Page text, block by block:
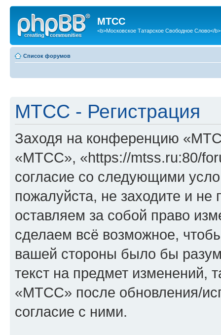
МТСС
<b>Московское Татарское Свободное Слово</b>
Список форумов
МТСС - Регистрация
Заходя на конференцию
«МТСС», «https://mtss.ru:80/
согласие со следующими
пожалуйста, не заходите и
оставляем за собой право
сделаем всё возможное,
вашей стороны было бы
текст на предмет изменений,
«МТСС» после обновления/
согласие с ними.